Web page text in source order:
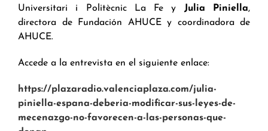
Universitari i Politècnic La Fe y Julia Piniella,
directora de Fundación AHUCE y coordinadora de
AHUCE.
Accede a la entrevista en el siguiente enlace:
https://plazaradio.valenciaplaza.com/julia-
piniella-espana-deberia-modificar-sus-leyes-de-
mecenazgo-no-favorecen-a-las-personas-que-